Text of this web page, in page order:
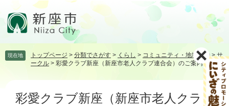
頭飛 現在地 トップページ > 分類でさがす > くらし > コミュニティ・地域活動 >サ
ークル > 彩愛クラブ新座（新座市老人クラブ連合会）のご案内
彩愛クラブ新座（新座市老人クラ